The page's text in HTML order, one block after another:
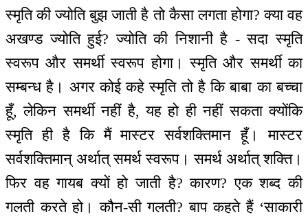
स्मृति की ज्योति बुझ जाती है तो कैसा लगता होगा? क्या वह
अखण्ड ज्योति हुई? ज्योति की निशानी है - सदा स्मृति
स्वरूप और समर्थी स्वरूप होगा। स्मृति और समर्थी का
सम्बन्ध है। अगर कोई कहे स्मृति तो है कि बाबा का बच्चा
हूँ, लेकिन समर्थी नहीं है, यह हो ही नहीं सकता क्योंकि
स्मृति ही है कि मैं मास्टर सर्वशक्तिमान हूँ। मास्टर
सर्वशक्तिमान् अर्थात् समर्थ स्वरूप। समर्थ अर्थात् शक्ति।
फिर वह गायब क्यों हो जाती है? कारण? एक शब्द की
गलती करते हो। कौन-सी गलती? बाप कहते हैं ‘साकारी